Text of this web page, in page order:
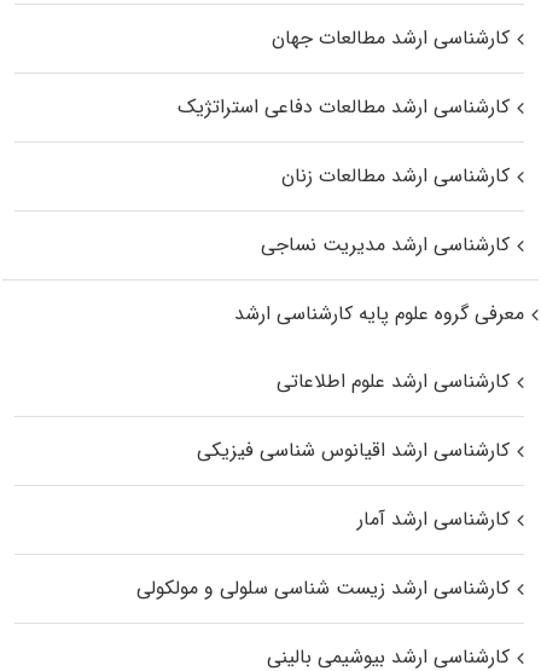
کارشناسی ارشد مطالعات جهان
کارشناسی ارشد مطالعات دفاعی استراتژیک
کارشناسی ارشد مطالعات زنان
کارشناسی ارشد مدیریت نساجی
معرفی گروه علوم پایه کارشناسی ارشد
کارشناسی ارشد علوم اطلاعاتی
کارشناسی ارشد اقیانوس‌ شناسی فیزیکی
کارشناسی ارشد آمار
کارشناسی ارشد زیست شناسی سلولی و مولکولی
کارشناسی ارشد بیوشیمی بالینی